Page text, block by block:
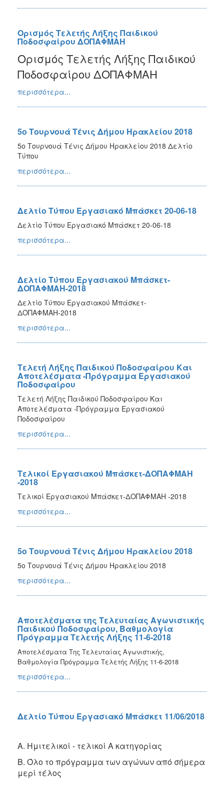
Ορισμός Τελετής Λήξης Παιδικού
Ποδοσφαίρου ΔΟΠΑΦΜΑΗ
Ορισμός Τελετής Λήξης Παιδικού
Ποδοσφαίρου ΔΟΠΑΦΜΑΗ
περισσότερα...
5ο Τουρνουά Τένις Δήμου Ηρακλείου 2018
5ο Τουρνουά Τένις Δήμου Ηρακλείου 2018 Δελτίο
Τύπου
περισσότερα...
Δελτίο Τύπου Εργασιακό Μπάσκετ 20-06-18
Δελτίο Τύπου Εργασιακό Μπάσκετ 20-06-18
περισσότερα...
Δελτίο Τύπου Εργασιακού Μπάσκετ-
ΔΟΠΑΦΜΑΗ-2018
Δελτίο Τύπου Εργασιακού Μπάσκετ-
ΔΟΠΑΦΜΑΗ-2018
περισσότερα...
Τελετή Λήξης Παιδικού Ποδοσφαίρου Και
Αποτελέσματα -Πρόγραμμα Εργασιακού
Ποδοσφαίρου
Τελετή Λήξης Παιδικού Ποδοσφαίρου Και
Αποτελέσματα -Πρόγραμμα Εργασιακού
Ποδοσφαίρου
περισσότερα...
Τελικοί Εργασιακού Μπάσκετ-ΔΟΠΑΦΜΑΗ
-2018
Τελικοί Εργασιακού Μπάσκετ-ΔΟΠΑΦΜΑΗ -2018
περισσότερα...
5ο Τουρνουά Τένις Δήμου Ηρακλείου 2018
5ο Τουρνουά Τένις Δήμου Ηρακλείου 2018
περισσότερα...
Αποτελέσματα της Τελευταίας Αγωνιστικής
Παιδικού Ποδοσφαίρου, Βαθμολογία
Πρόγραμμα Τελετής Λήξης 11-6-2018
Αποτελέσματα Της Τελευταίας Αγωνιστικής,
Βαθμολογία Πρόγραμμα Τελετής Λήξης 11-6-2018
περισσότερα...
Δελτίο Τύπου Εργασιακό Μπάσκετ 11/06/2018
Α. Ημιτελικοί - τελικοί Α κατηγορίας
Β. Όλο το πρόγραμμα των αγώνων από σήμερα
μερί τέλος